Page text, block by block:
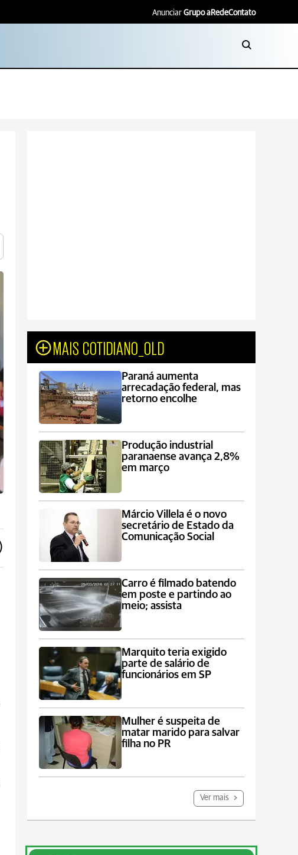
Anunciar Grupo aRedeContato
MAIS COTIDIANO_OLD
Paraná aumenta
arrecadação federal, mas
retorno encolhe
Produção industrial
paranaense avança 2,8%
em março
Márcio Villela é o novo
secretário de Estado da
Comunicação Social
Carro é filmado batendo
em poste e partindo ao
meio; assista
Marquito teria exigido
parte de salário de
funcionários em SP
Mulher é suspeita de
matar marido para salvar
filha no PR
Ver mais